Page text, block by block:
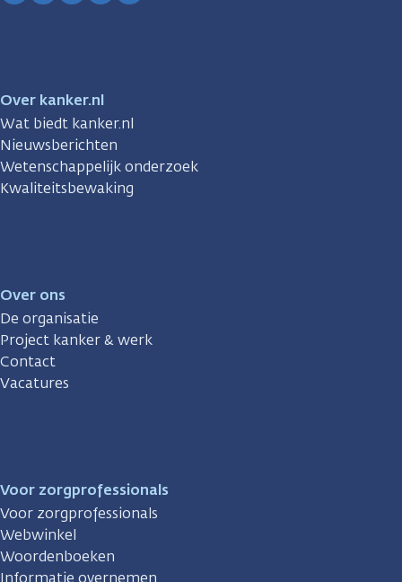
Over kanker.nl
Wat biedt kanker.nl
Nieuwsberichten
Wetenschappelijk onderzoek
Kwaliteitsbewaking
Over ons
De organisatie
Project kanker & werk
Contact
Vacatures
Voor zorgprofessionals
Voor zorgprofessionals
Webwinkel
Woordenboeken
Informatie overnemen